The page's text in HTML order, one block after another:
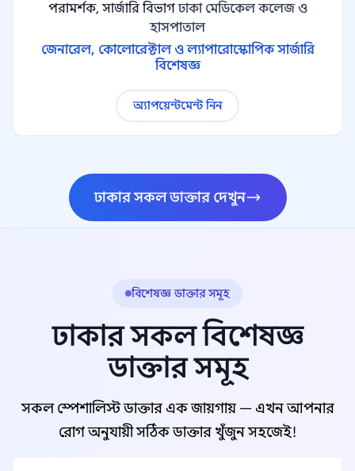
পরামর্শক, সার্জারি বিভাগ ঢাকা মেডিকেল কলেজ ও
হাসপাতাল
জেনারেল, কোলোরেক্টাল ও ল্যাপারোস্কোপিক সার্জারি
বিশেষজ্ঞ
অ্যাপয়েন্টমেন্ট নিন
ঢাকার সকল ডাক্তার দেখুন
বিশেষজ্ঞ ডাক্তার সমূহ
ঢাকার সকল বিশেষজ্ঞ
ডাক্তার সমূহ
সকল স্পেশালিস্ট ডাক্তার এক জায়গায় — এখন আপনার
রোগ অনুযায়ী সঠিক ডাক্তার খুঁজুন সহজেই!